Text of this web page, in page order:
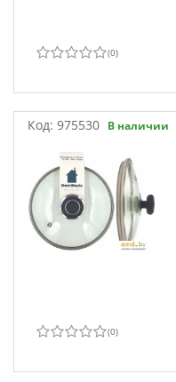
(0)
Код: 975530 В наличии
(0)